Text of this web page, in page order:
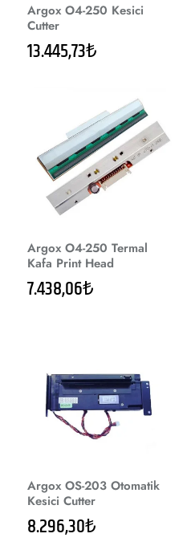
Argox O4-250 Kesici
Cutter
13.445,73₺
Argox O4-250 Termal
Kafa Print Head
7.438,06₺
Argox OS-203 Otomatik
Kesici Cutter
8.296,30₺